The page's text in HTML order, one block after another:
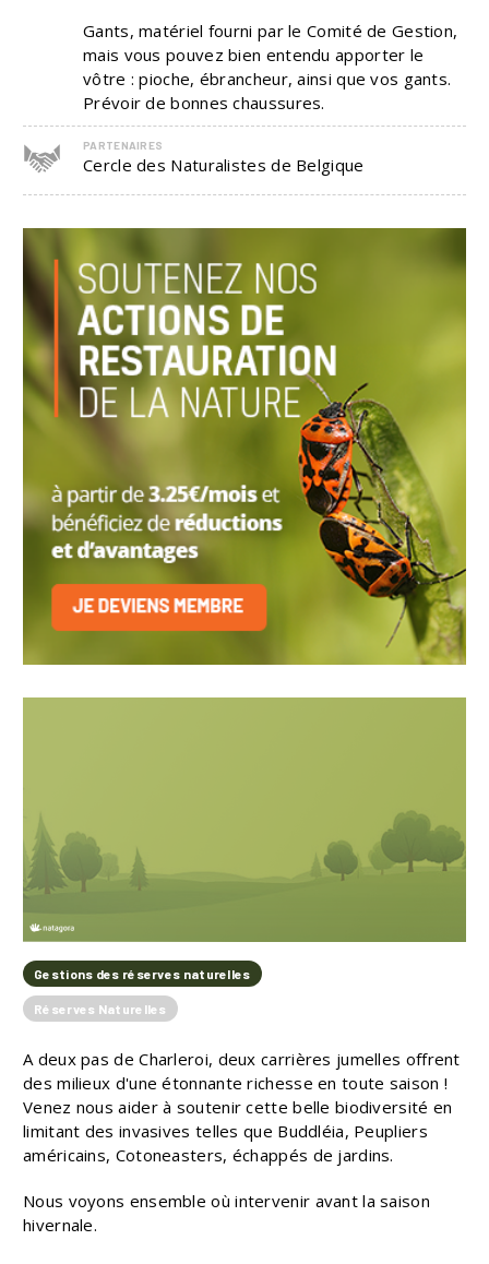
Gestions des réserves naturelles
Réserves Naturelles
A deux pas de Charleroi, deux carrières jumelles offrent
des milieux d'une étonnante richesse en toute saison !
Venez nous aider à soutenir cette belle biodiversité en
limitant des invasives telles que Buddléia, Peupliers
américains, Cotoneasters, échappés de jardins.
Nous voyons ensemble où intervenir avant la saison
hivernale.
Gants, matériel fourni par le Comité de Gestion,
mais vous pouvez bien entendu apporter le
vôtre : pioche, ébrancheur, ainsi que vos gants.
Prévoir de bonnes chaussures.
PARTENAIRES
Cercle des Naturalistes de Belgique